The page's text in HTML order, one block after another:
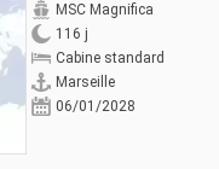
MSC Magnifica
116 j
Cabine standard
Marseille
06/01/2028